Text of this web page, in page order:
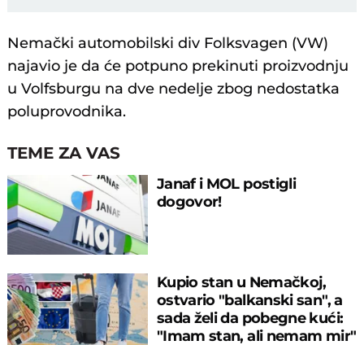
Nemački automobilski div Folksvagen (VW)
najavio je da će potpuno prekinuti proizvodnju
u Volfsburgu na dve nedelje zbog nedostatka
poluprovodnika.
TEME ZA VAS
Janaf i MOL postigli
dogovor!
Kupio stan u Nemačkoj,
ostvario "balkanski san", a
sada želi da pobegne kući:
"Imam stan, ali nemam mir"